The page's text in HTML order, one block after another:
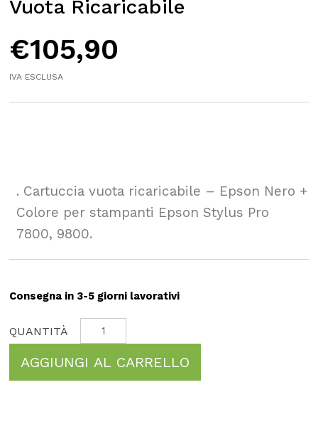
Vuota Ricaricabile
€105,90
IVA ESCLUSA
. Cartuccia vuota ricaricabile – Epson Nero +
Colore per stampanti Epson Stylus Pro
7800, 9800.
Consegna in 3-5 giorni lavorativi
AGGIUNGI AL CARRELLO